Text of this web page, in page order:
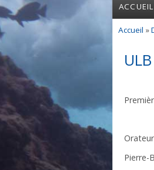
ACCUEIL
Accueil »
Pierre-